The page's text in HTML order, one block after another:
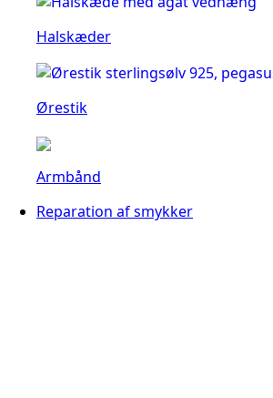
Halskæder
Ørestik
Armbånd
Reparation af smykker